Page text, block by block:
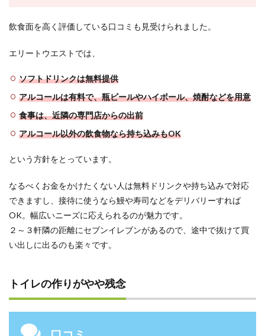
飲食面を高く評価している口コミも見受けられました。
エリートウエストでは、
ソフトドリンクは無料提供
アルコールは有料で、瓶ビールやハイボール、焼酎などを用意
食事は、近隣の専門店からの出前
アルコール以外の飲食物なら持ち込みもOK
という方針をとっています。
なるべくお金をかけたくない人は無料ドリンクや持ち込みで対応
できますし、接待に使うなら鰻や寿司などをデリバリーすれば
OK。幅広いニーズに応えられるのが魅力です。
２～３軒隣の距離にセブンイレブンがあるので、途中で抜けて買
い出しに出るのも楽々です。
トイレの作りがやや残念